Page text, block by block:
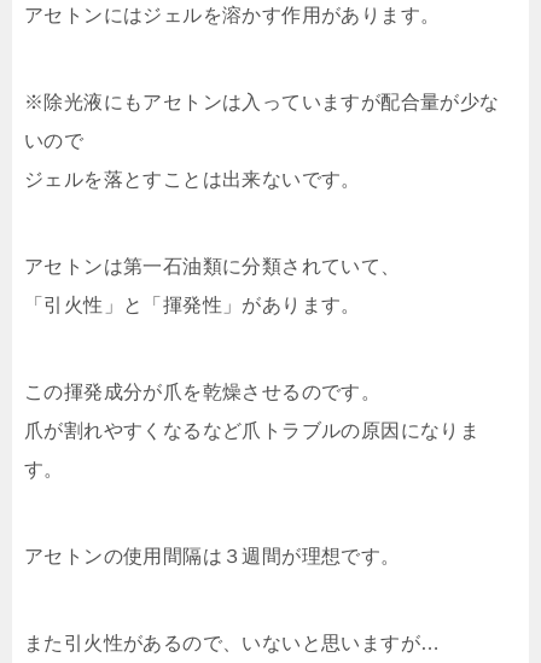
アセトンにはジェルを溶かす作用があります。
※除光液にもアセトンは入っていますが配合量が少な
いので
ジェルを落とすことは出来ないです。
アセトンは第一石油類に分類されていて、
「引火性」と「揮発性」があります。
この揮発成分が爪を乾燥させるのです。
爪が割れやすくなるなど爪トラブルの原因になりま
す。
アセトンの使用間隔は３週間が理想です。
また引火性があるので、いないと思いますが…